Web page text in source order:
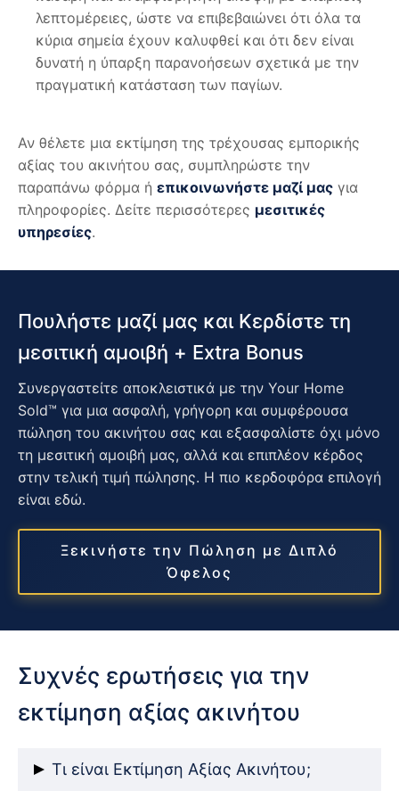
λεπτομέρειες, ώστε να επιβεβαιώνει ότι όλα τα
κύρια σημεία έχουν καλυφθεί και ότι δεν είναι
δυνατή η ύπαρξη παρανοήσεων σχετικά με την
πραγματική κατάσταση των παγίων.
Αν θέλετε μια εκτίμηση της τρέχουσας εμπορικής
αξίας του ακινήτου σας, συμπληρώστε την
παραπάνω φόρμα ή επικοινωνήστε μαζί μας για
πληροφορίες. Δείτε περισσότερες μεσιτικές
υπηρεσίες.
Πουλήστε μαζί μας και Κερδίστε τη
μεσιτική αμοιβή + Extra Bonus
Συνεργαστείτε αποκλειστικά με την Your Home
Sold™ για μια ασφαλή, γρήγορη και συμφέρουσα
πώληση του ακινήτου σας και εξασφαλίστε όχι μόνο
τη μεσιτική αμοιβή μας, αλλά και επιπλέον κέρδος
στην τελική τιμή πώλησης. Η πιο κερδοφόρα επιλογή
είναι εδώ.
Ξεκινήστε την Πώληση με Διπλό
Όφελος
Συχνές ερωτήσεις για την
εκτίμηση αξίας ακινήτου
Τι είναι Εκτίμηση Αξίας Ακινήτου;